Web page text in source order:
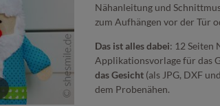
Nähanleitung und
zum Aufhängen vor der Tür
Das ist alles dabei: 12 Seiten
Applikationsvorlage für das
das Gesicht (als JPG, DXF
dem Probenähen.